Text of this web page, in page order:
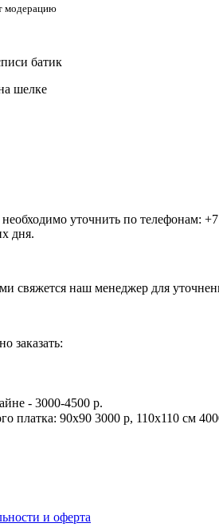
модерацию
батик
шелке
уточнить по телефонам:
дня.
свяжется наш менеджер для
заказать:⠀
- 3000-4500 р.
платка: 90х90 3000 р, 110х110 см
и оферта